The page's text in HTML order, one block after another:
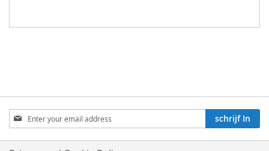
Aboneren
op
onze
schrijf In